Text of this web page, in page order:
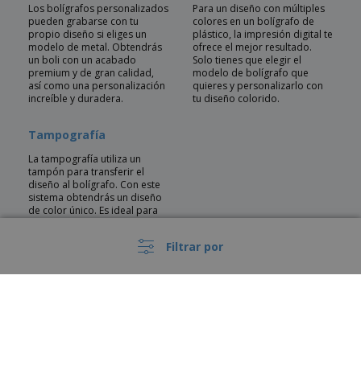
Filtrar por
Los bolígrafos personalizados
pueden grabarse con tu
propio diseño si eliges un
modelo de metal. Obtendrás
un boli con un acabado
premium y de gran calidad,
así como una personalización
increíble y duradera.
Para un diseño con múltiples
colores en un bolígrafo de
plástico, la impresión digital te
ofrece el mejor resultado.
Solo tienes que elegir el
modelo de bolígrafo que
quieres y personalizarlo con
tu diseño colorido.
Tampografía
La tampografía utiliza un
tampón para transferir el
diseño al bolígrafo. Con este
sistema obtendrás un diseño
de color único. Es ideal para
forma esférica del boli sin que
el diseño se vea afectado.